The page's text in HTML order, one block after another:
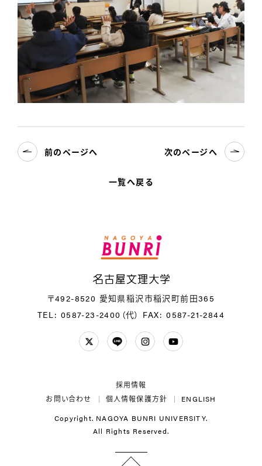
一覧へ戻る
前のページへ 次のページへ
〒492-8520 愛知県稲沢市稲沢町前田365
TEL: 0587-23-2400（代） FAX: 0587-21-2844
ENGLISH
個人情報保護方針
お問い合わせ
採用情報
Copyright. NAGOYA BUNRI UNIVERSITY.
All Rights Reserved.